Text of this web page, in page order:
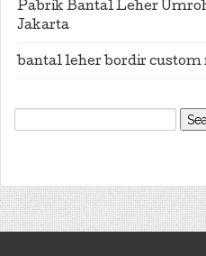
Pabrik Bantal Leher
Jakarta
bantal leher bordir
Search
for: